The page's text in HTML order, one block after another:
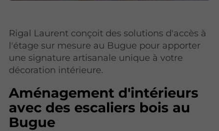
Rigal Laurent conçoit des solutions d'accès à
l'étage sur mesure au Bugue pour apporter
une signature artisanale unique à votre
décoration intérieure.
Aménagement d'intérieurs
avec des escaliers bois au
Bugue